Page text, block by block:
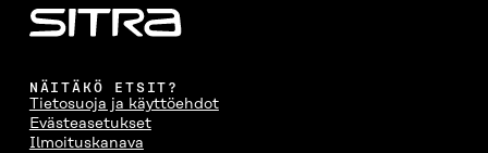
NÄITÄKÖ ETSIT?
Tietosuoja ja käyttöehdot
Evästeasetukset
Ilmoituskanava